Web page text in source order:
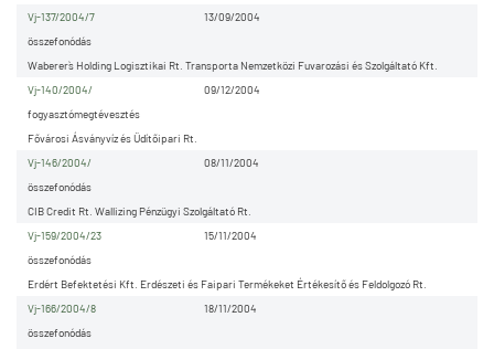
13/09/2004
Vj-137/2004/7
Waberer`s Holding Logisztikai Rt. Transporta Nemzetközi Fuvarozási és Szolgáltató Kft.
összefonódás
09/12/2004
Vj-140/2004/
Fővárosi Ásványvíz és Üdítőipari Rt.
fogyasztómegtévesztés
08/11/2004
Vj-146/2004/
CIB Credit Rt. Wallizing Pénzügyi Szolgáltató Rt.
összefonódás
15/11/2004
Vj-159/2004/23
Erdért Befektetési Kft. Erdészeti és Faipari Termékeket Értékesítő és Feldolgozó Rt.
összefonódás
18/11/2004
Vj-166/2004/8
összefonódás